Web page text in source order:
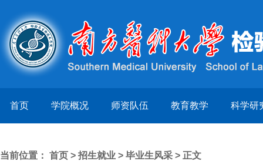
首页 学院概况 师资队伍 教育教学 科学研
当前位置： 首页 > 招生就业 > 毕业生风采 > 正文